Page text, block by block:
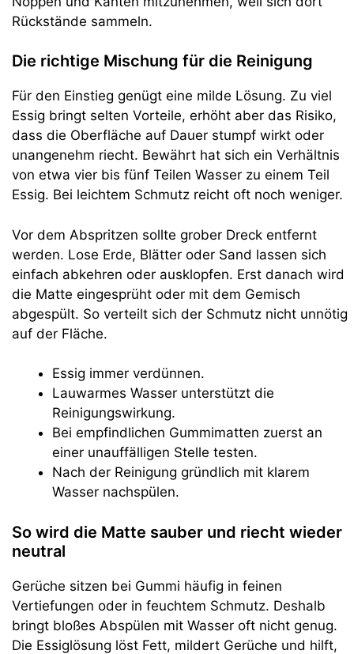
Rückstände sammeln.
Die richtige Mischung für die Reinigung
Für den Einstieg genügt eine milde Lösung. Zu viel
Essig bringt selten Vorteile, erhöht aber das Risiko,
dass die Oberfläche auf Dauer stumpf wirkt oder
unangenehm riecht. Bewährt hat sich ein Verhältnis
von etwa vier bis fünf Teilen Wasser zu einem Teil
Essig. Bei leichtem Schmutz reicht oft noch weniger.
Vor dem Abspritzen sollte grober Dreck entfernt
werden. Lose Erde, Blätter oder Sand lassen sich
einfach abkehren oder ausklopfen. Erst danach wird
die Matte eingesprüht oder mit dem Gemisch
abgespült. So verteilt sich der Schmutz nicht unnötig
auf der Fläche.
Essig immer verdünnen.
Lauwarmes Wasser unterstützt die
Reinigungswirkung.
Bei empfindlichen Gummimatten zuerst an
einer unauffälligen Stelle testen.
Nach der Reinigung gründlich mit klarem
Wasser nachspülen.
So wird die Matte sauber und riecht wieder
neutral
Gerüche sitzen bei Gummi häufig in feinen
Vertiefungen oder in feuchtem Schmutz. Deshalb
bringt bloßes Abspülen mit Wasser oft nicht genug.
Die Essiglösung löst Fett, mildert Gerüche und hilft,